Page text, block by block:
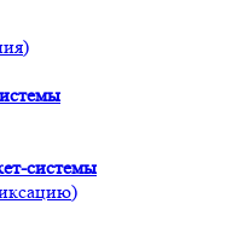
системы